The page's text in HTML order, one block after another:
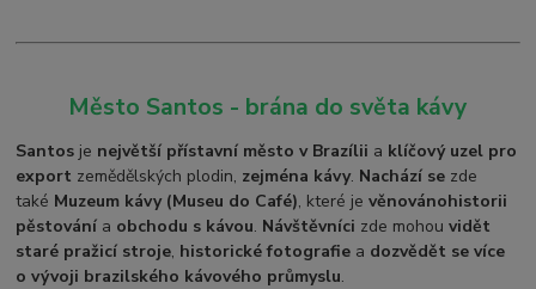
Město Santos - brána do světa kávy
Santos je největší přístavní město v Brazílii a klíčový uzel pro
export zemědělských plodin, zejména kávy. Nachází se zde
také Muzeum kávy (Museu do Café), které jevěnovánohistorii
pěstování a obchodu s kávou. Návštěvníci zde mohouvidět
staré pražicí stroje, historické fotografie a dozvědět se více
o vývoji brazilského kávového průmyslu.